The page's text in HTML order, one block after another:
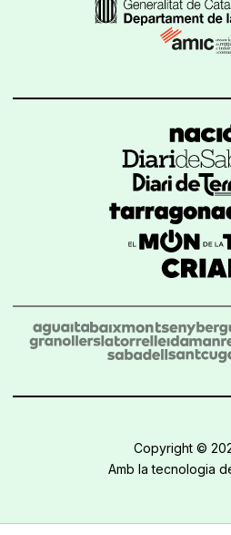
Copyright ©
Amb la tecnologia